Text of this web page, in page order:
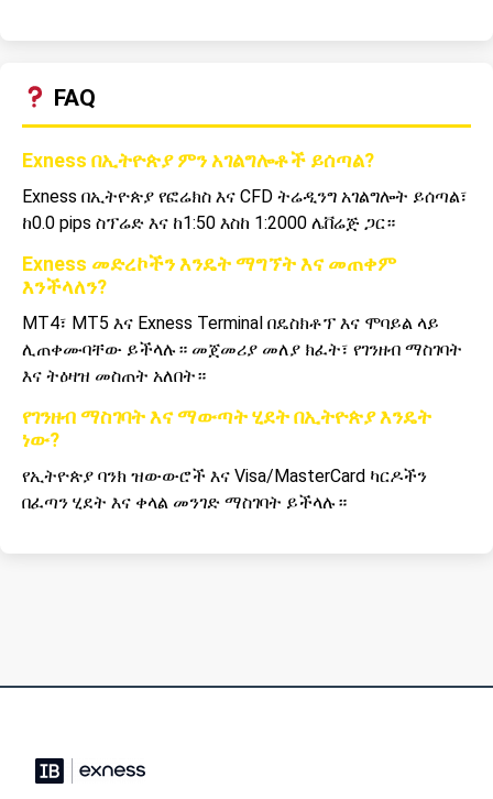
FAQ
Exness በኢትዮጵያ ምን አገልግሎቶች ይሰጣል?
Exness በኢትዮጵያ የፎሬክስ እና CFD ትሬዲንግ አገልግሎት ይሰጣል፣
ከ0.0 pips ስፕሬድ እና ከ1:50 እስከ 1:2000 ሌቨሬጅ ጋር።
Exness መድረኮችን እንዴት ማግኘት እና መጠቀም
እንችላለን?
MT4፣ MT5 እና Exness Terminal በዴስክቶፕ እና ሞባይል ላይ
ሊጠቀሙባቸው ይችላሉ። መጀመሪያ መለያ ክፈት፣ የገንዘብ ማስገባት
እና ትዕዛዝ መስጠት አለበት።
የገንዘብ ማስገባት እና ማውጣት ሂደት በኢትዮጵያ እንዴት
ነው?
የኢትዮጵያ ባንክ ዝውውሮች እና Visa/MasterCard ካርዶችን
በፈጣን ሂደት እና ቀላል መንገድ ማስገባት ይችላሉ።